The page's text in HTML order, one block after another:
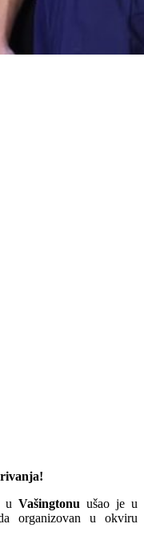
u Vašingtonu ušao je u
organizovan u okviru